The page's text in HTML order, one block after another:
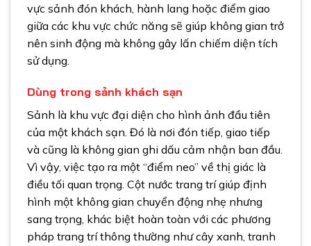
vực sảnh đón khách, hành lang hoặc điểm giao
giữa các khu vực chức năng sẽ giúp không gian trở
nên sinh động mà không gây lấn chiếm diện tích
sử dụng.
Dùng trong sảnh khách sạn
Sảnh là khu vực đại diện cho hình ảnh đầu tiên
của một khách sạn. Đó là nơi đón tiếp, giao tiếp
và cũng là không gian ghi dấu cảm nhận ban đầu.
Vì vậy, việc tạo ra một “điểm neo” về thị giác là
điều tối quan trọng. Cột nước trang trí giúp định
hình một không gian chuyển động nhẹ nhưng
sang trọng, khác biệt hoàn toàn với các phương
pháp trang trí thông thường như cây xanh, tranh